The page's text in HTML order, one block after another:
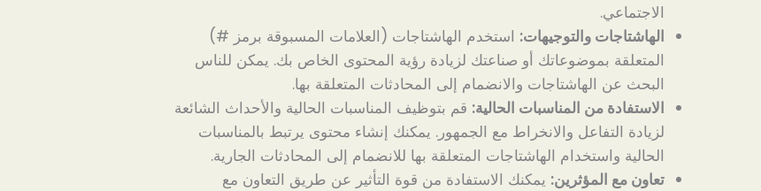
الاجتماعي.
الهاشتاجات والتوجيهات: استخدم الهاشتاجات (العلامات المسبوقة برمز #)
المتعلقة بموضوعاتك أو صناعتك لزيادة رؤية المحتوى الخاص بك. يمكن للناس
البحث عن الهاشتاجات والانضمام إلى المحادثات المتعلقة بها.
الاستفادة من المناسبات الحالية: قم بتوظيف المناسبات الحالية والأحداث الشائعة
لزيادة التفاعل والانخراط مع الجمهور. يمكنك إنشاء محتوى يرتبط بالمناسبات
الحالية واستخدام الهاشتاجات المتعلقة بها للانضمام إلى المحادثات الجارية.
تعاون مع المؤثرين: يمكنك الاستفادة من قوة التأثير عن طريق التعاون مع